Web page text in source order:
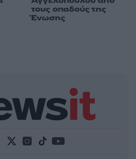
τους οπαδούς της
Ένωσης